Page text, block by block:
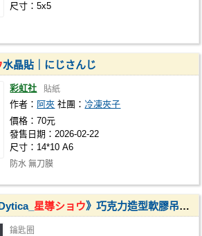
尺寸：5x5
水晶貼｜にじさんじ
彩虹社 貼紙
作者： 阿夾 社團： 冷凍夾子
價格：70元
發售日期：2026-02-22
尺寸：14*10 A6
防水 無刀膜
星導ショウ》巧克力造型軟膠吊飾_套組
鑰匙圈